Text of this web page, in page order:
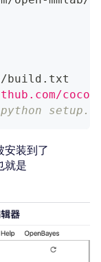
build.txt
安装到了
就是